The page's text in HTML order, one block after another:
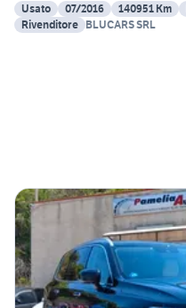
Usato
07/2016 140951 Km
Rivenditore BLUCARS SRL